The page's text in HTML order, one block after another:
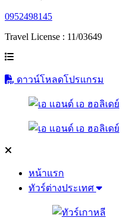
0952498145
Travel License : 11/03649
ดาวน์โหลดโปรแกรม
หน้าแรก
ทัวร์ต่างประเทศ